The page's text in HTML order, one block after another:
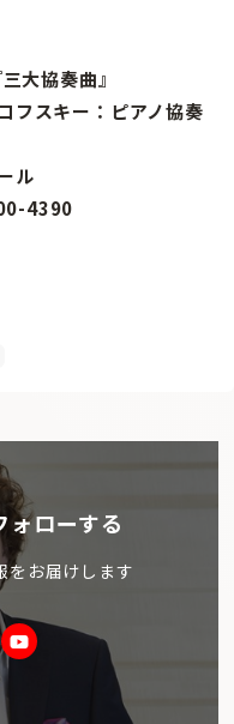
大協奏曲』
フスキー：ピアノ協奏
ル
00-4390
ォローする
をお届けします
Youtube